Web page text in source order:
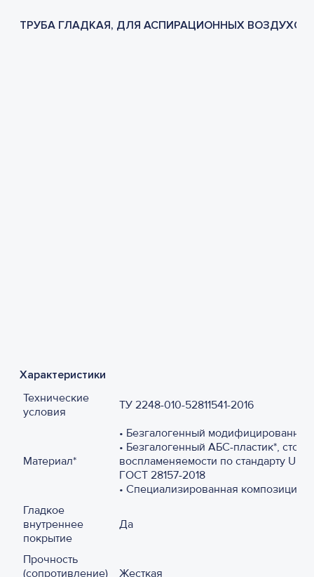
ТРУБА ГЛАДКАЯ, ДЛЯ АСПИРАЦИОННЫХ
Характеристики
Технические
условия
ТУ 2248-010-52811541-2016
Материал*
• Безгалогенный
• Безгалогенный АБС-пластик*,
воспламеняемости по стандарту
ГОСТ 28157-2018
• Специализированная композиция
Гладкое
внутреннее
покрытие
Да
Прочность
(сопротивление)
Жесткая